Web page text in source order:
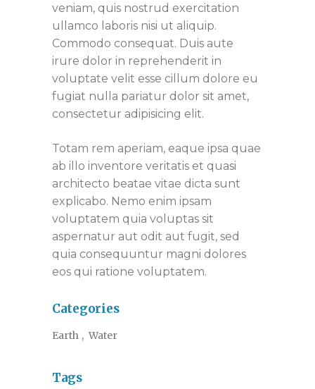
veniam, quis nostrud exercitation
ullamco laboris nisi ut aliquip.
Commodo consequat. Duis aute
irure dolor in reprehenderit in
voluptate velit esse cillum dolore eu
fugiat nulla pariatur dolor sit amet,
consectetur adipisicing elit.
Totam rem aperiam, eaque ipsa quae
ab illo inventore veritatis et quasi
architecto beatae vitae dicta sunt
explicabo. Nemo enim ipsam
voluptatem quia voluptas sit
aspernatur aut odit aut fugit, sed
quia consequuntur magni dolores
eos qui ratione voluptatem.
Categories
Earth Water
Tags